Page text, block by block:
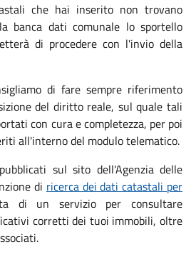
che hai inserito non trovano
banca dati comunale lo sportello
di procedere con l'invio della
di fare sempre riferimento
del diritto reale, sul quale tali
con cura e completezza, per poi
all'interno del modulo telematico.
sul sito dell'Agenzia delle
di ricerca dei dati catastali per
di un servizio per consultare
corretti dei tuoi immobili, oltre